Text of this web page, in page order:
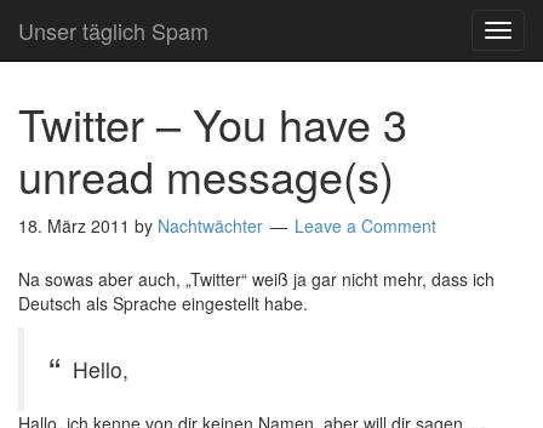
Unser täglich Spam
Twitter – You have 3
unread message(s)
18. März 2011 by Nachtwächter Leave a Comment
Na sowas aber auch, „Twitter“ weiß ja gar nicht mehr, dass ich
Deutsch als Sprache eingestellt habe.
Hello,
Hallo, ich kenne von dir keinen Namen, aber will dir sagen…